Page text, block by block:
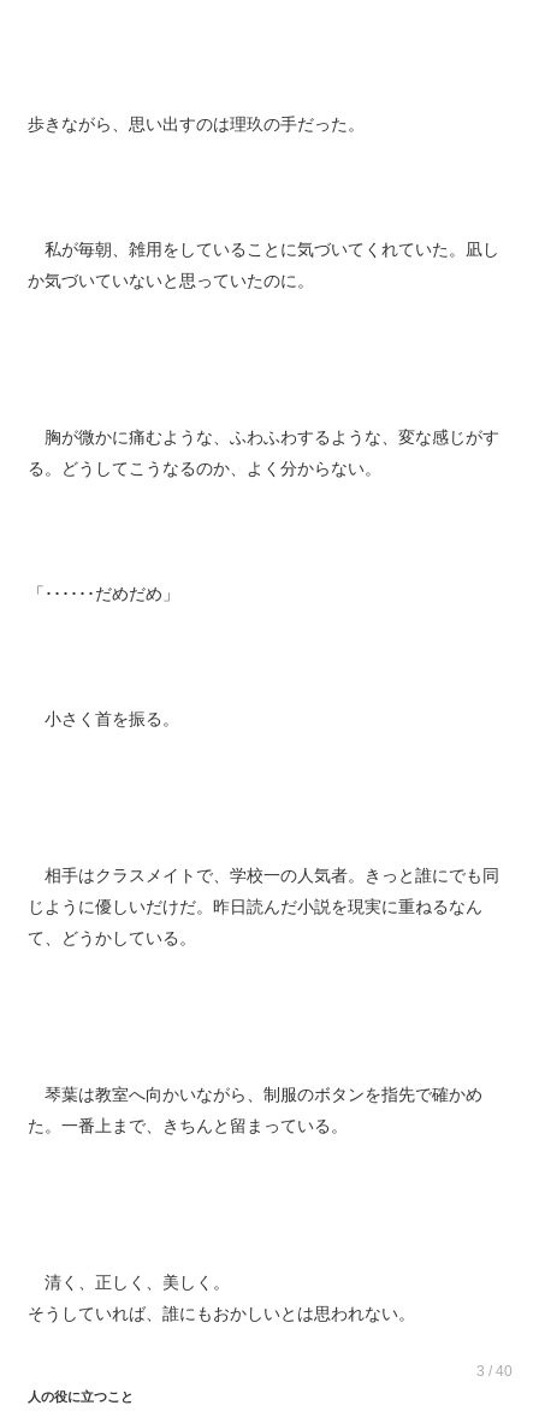
歩きながら、思い出すのは理玖の手だった。
私が毎朝、雑用をしていることに気づいてくれていた。凪し
か気づいていないと思っていたのに。
胸が微かに痛むような、ふわふわするような、変な感じがす
る。どうしてこうなるのか、よく分からない。
「･･････だめだめ」
小さく首を振る。
相手はクラスメイトで、学校一の人気者。きっと誰にでも同
じように優しいだけだ。昨日読んだ小説を現実に重ねるなん
て、どうかしている。
琴葉は教室へ向かいながら、制服のボタンを指先で確かめ
た。一番上まで、きちんと留まっている。
清く、正しく、美しく。
そうしていれば、誰にもおかしいとは思われない。
3 / 40
人の役に立つこと